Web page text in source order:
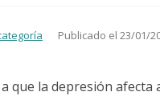
Publicado el 23/01/
a que la depresión